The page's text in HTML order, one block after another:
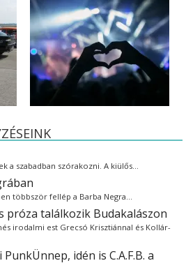
a szabadban szórakozni. A kiülős…
többször fellép a Barba Negra…
próza találkozik Budakalászon
irodalmi est Grecsó Krisztiánnal és Kollár-
idén is C.A.F.B. a